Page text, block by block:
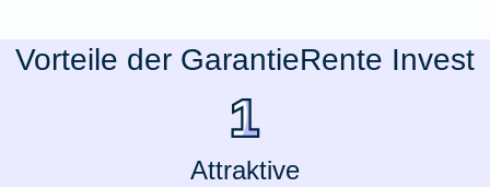
Vorteile der GarantieRente Invest
Attraktive